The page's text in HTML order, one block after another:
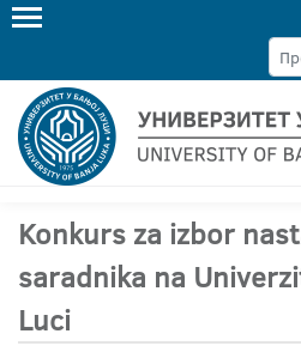
Konkurs za izbor
saradnika na
Luci